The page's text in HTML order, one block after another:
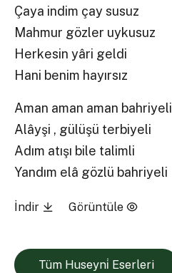
Çaya indim çay susuz
Mahmur gözler uykusuz
Herkesin yâri geldi
Hani benim hayırsız
Aman aman aman bahriyeli
Alâyşi , gülüşü terbiyeli
Adım atışı bile talimli
Yandım elâ gözlü bahriyeli
İndir Görüntüle
Tüm Huseyni̇ Eserleri